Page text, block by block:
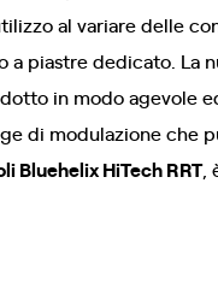
al variare delle
a piastre dedicato.
in modo agevole
di modulazione che
Bluehelix HiTech RRT,